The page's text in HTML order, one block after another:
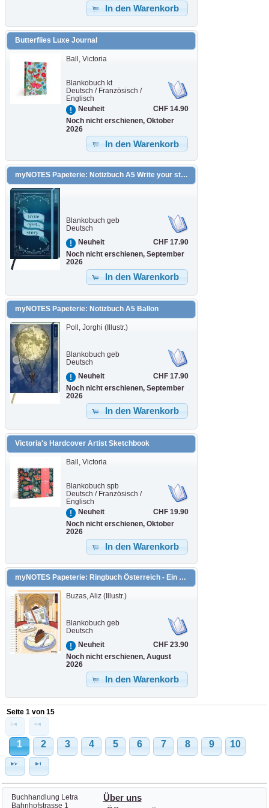
In den Warenkorb
Butterflies Luxe Journal
Ball, Victoria
Blankobuch kt
Deutsch / Französisch /
Englisch
Neuheit
CHF 14.90
Noch nicht erschienen, Oktober
2026
In den Warenkorb
myNOTES Papeterie: Notizbuch A5 Write your story
Blankobuch geb
Deutsch
Neuheit
CHF 17.90
Noch nicht erschienen, September
2026
In den Warenkorb
myNOTES Papeterie: Notizbuch A5 Ballon
Poll, Jorghi (Illustr.)
Blankobuch geb
Deutsch
Neuheit
CHF 17.90
Noch nicht erschienen, September
2026
In den Warenkorb
Victoria's Hardcover Artist Sketchbook
Ball, Victoria
Blankobuch spb
Deutsch / Französisch /
Englisch
Neuheit
CHF 19.90
Noch nicht erschienen, Oktober
2026
In den Warenkorb
myNOTES Papeterie: Ringbuch Österreich - Ein Besuch im Kaffeehaus
Buzas, Aliz (Illustr.)
Blankobuch geb
Deutsch
Neuheit
CHF 23.90
Noch nicht erschienen, August
2026
In den Warenkorb
Seite 1 von 15
1 2 3 4 5 6 7 8 9 10
Buchhandlung Letra
Bahnhofstrasse 1
Über uns